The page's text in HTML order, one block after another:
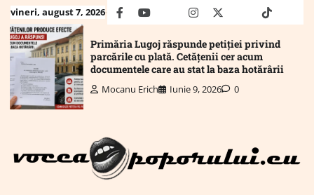
Skip
to
content
vineri, august 7, 2026 facebookyoutubeMailinstagram
twitter truthtiktok
Primăria Lugoj răspunde petiției privind
parcările cu plată. Cetățenii cer acum
documentele care au stat la baza hotărârii
Mocanu Erich Iunie 9, 2026 0